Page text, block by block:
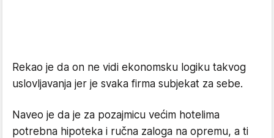
Rekao je da on ne vidi ekonomsku logiku takvog
uslovljavanja jer je svaka firma subjekat za sebe.
Naveo je da je za pozajmicu većim hotelima
potrebna hipoteka i ručna zaloga na opremu, a ti